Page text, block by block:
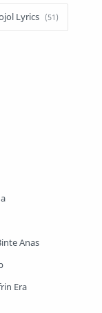
Lyrics
Anas
Era